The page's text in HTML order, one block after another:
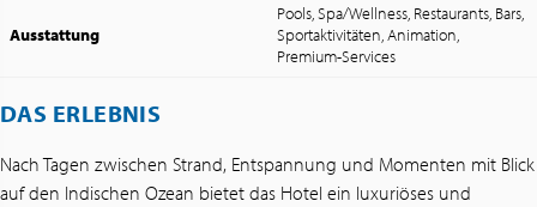
Ausstattung
Pools, Spa/Wellness, Restaurants, Bars,
Sportaktivitäten, Animation,
Premium-Services
DAS ERLEBNIS
Nach Tagen zwischen Strand, Entspannung und Momenten mit Blick
auf den Indischen Ozean bietet das Hotel ein luxuriöses und